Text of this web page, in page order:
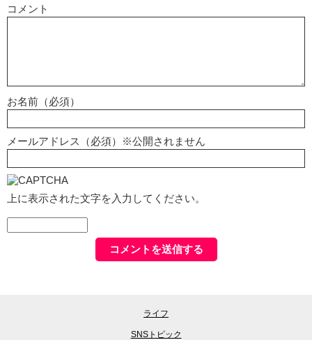
コメント
お名前（必須）
メールアドレス（必須）※公開されません
上に表示された文字を入力してください。
ライフ
SNSトピック